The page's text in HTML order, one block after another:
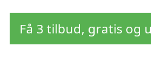
Få 3 tilbud, gratis og